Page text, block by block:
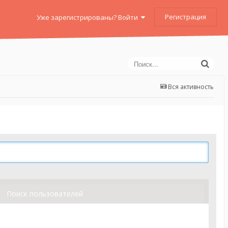
Уже зарегистрированы? Войти Регистрация
Вся активность
Поиск пользователей